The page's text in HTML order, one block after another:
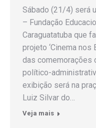
Sábado (21/4) será
– Fundação
Caraguatatuba que
projeto ‘Cinema nos
das comemorações
político-
exibição será na
Luiz Silvar do…
Veja mais